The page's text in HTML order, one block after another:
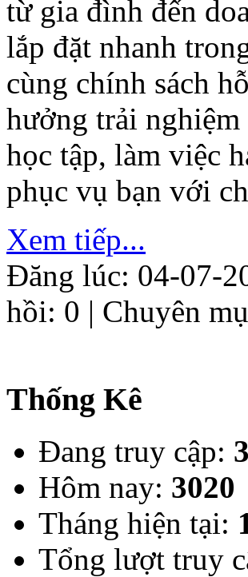
từ gia đình đến
lắp đặt nhanh
cùng chính sách
hưởng trải
học tập, làm việc
phục vụ bạn với
Xem tiếp...
Đăng lúc: 04-07-
hồi: 0 | Chuyên
Thống Kê
Đang truy cập:
Hôm nay: 3020
Tháng hiện tại:
Tổng lượt truy